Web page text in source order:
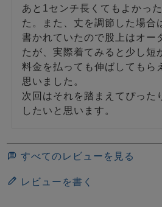
あと1センチ長くてもよかっ
た。また、丈を調節した場合
書かれていたので股上はオー
たが、実際着てみると少し短
料金を払っても伸ばしてもら
思いました。
次回はそれを踏まえてぴった
したいと思います。
すべてのレビューを見る
レビューを書く